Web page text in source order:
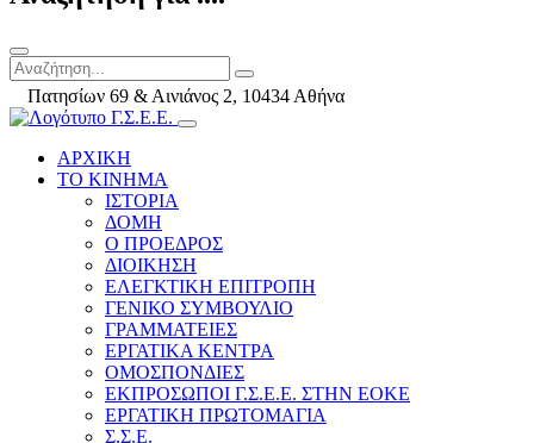
Πατησίων 69 & Αινιάνος 2, 10434 Αθήνα
ΑΡΧΙΚΗ
ΤΟ ΚΙΝΗΜΑ
ΙΣΤΟΡΙΑ
ΔΟΜΗ
Ο ΠΡΟΕΔΡΟΣ
ΔΙΟΙΚΗΣΗ
ΕΛΕΓΚΤΙΚΗ ΕΠΙΤΡΟΠΗ
ΓΕΝΙΚΟ ΣΥΜΒΟΥΛΙΟ
ΓΡΑΜΜΑΤΕΙΕΣ
ΕΡΓΑΤΙΚΑ ΚΕΝΤΡΑ
ΟΜΟΣΠΟΝΔΙΕΣ
ΕΚΠΡΟΣΩΠΟΙ Γ.Σ.Ε.Ε. ΣΤΗΝ ΕΟΚΕ
ΕΡΓΑΤΙΚΗ ΠΡΩΤΟΜΑΓΙΑ
Σ.Σ.Ε.